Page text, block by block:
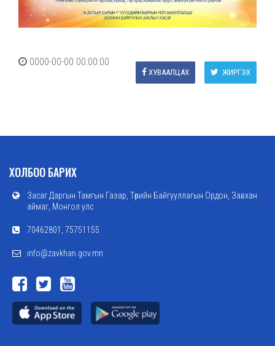
0000-00-00 00:00:00
ЖИРГЭХ
ХУВААЛЦАХ
ХОЛБОО БАРИХ
Засаг Даргын Тамгын Газар, Төрийн Байгууллагын Ордон, Завхан
аймаг, Монгол улс
70462801, 75751155
info@zavkhan.gov.mn